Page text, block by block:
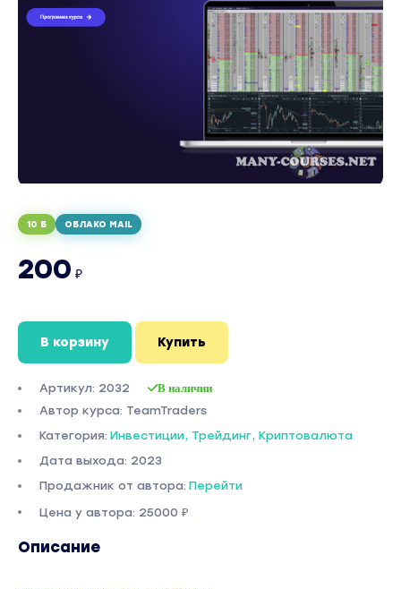
10 Б ОБЛАКО MAIL
200 ₽
В корзину Купить
Артикул: 2032 В наличии
Автор курса: TeamTraders
Категория: Инвестиции, Трейдинг, Криптовалюта
Дата выхода: 2023
Продажник от автора: Перейти
Цена у автора: 25000 ₽
Описание